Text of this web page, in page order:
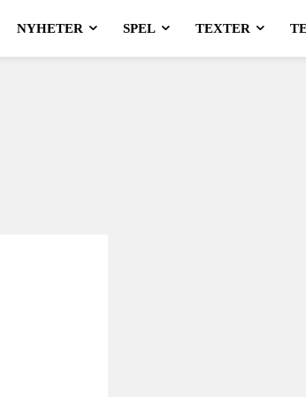
NYHETER SPEL TEXTER